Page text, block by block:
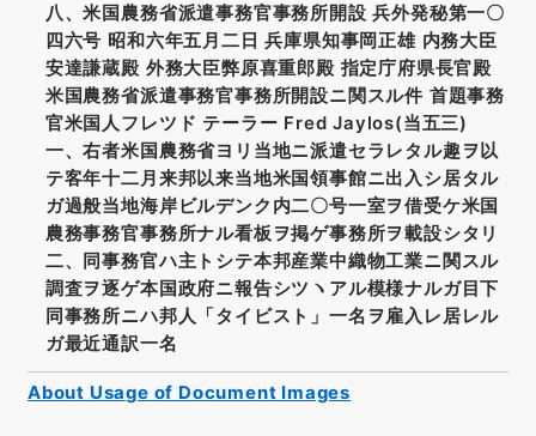
八、米国農務省派遣事務官事務所開設 兵外発秘第一〇
四六号 昭和六年五月二日 兵庫県知事岡正雄 内務大臣
安達謙蔵殿 外務大臣弊原喜重郎殿 指定庁府県長官殿
米国農務省派遣事務官事務所開設ニ関スル件 首題事務
官米国人フレツド テーラー Fred Jaylos(当五三)
一、右者米国農務省ヨリ当地ニ派遣セラレタル趣ヲ以
テ客年十二月来邦以来当地米国領事館ニ出入シ居タル
ガ過般当地海岸ビルデンク内二〇号一室ヲ借受ケ米国
農務事務官事務所ナル看板ヲ掲ゲ事務所ヲ載設シタリ
二、同事務官ハ主トシテ本邦産業中織物工業ニ関スル
調査ヲ逐ゲ本国政府ニ報告シツヽアル模様ナルガ目下
同事務所ニハ邦人「タイビスト」一名ヲ雇入レ居レル
ガ最近通訳一名
About Usage of Document Images